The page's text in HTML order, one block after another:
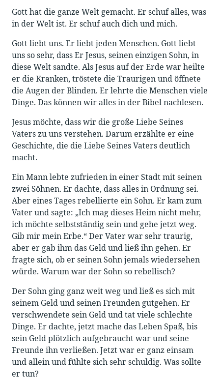
Gott hat die ganze Welt gemacht. Er schuf alles, was
in der Welt ist. Er schuf auch dich und mich.
Gott liebt uns. Er liebt jeden Menschen. Gott liebt
uns so sehr, dass Er Jesus, seinen einzigen Sohn, in
diese Welt sandte. Als Jesus auf der Erde war heilte
er die Kranken, tröstete die Traurigen und öffnete
die Augen der Blinden. Er lehrte die Menschen viele
Dinge. Das können wir alles in der Bibel nachlesen.
Jesus möchte, dass wir die große Liebe Seines
Vaters zu uns verstehen. Darum erzählte er eine
Geschichte, die die Liebe Seines Vaters deutlich
macht.
Ein Mann lebte zufrieden in einer Stadt mit seinen
zwei Söhnen. Er dachte, dass alles in Ordnung sei.
Aber eines Tages rebellierte ein Sohn. Er kam zum
Vater und sagte: „Ich mag dieses Heim nicht mehr,
ich möchte selbstständig sein und gehe jetzt weg.
Gib mir mein Erbe.“ Der Vater war sehr traurig,
aber er gab ihm das Geld und ließ ihn gehen. Er
fragte sich, ob er seinen Sohn jemals wiedersehen
würde. Warum war der Sohn so rebellisch?
Der Sohn ging ganz weit weg und ließ es sich mit
seinem Geld und seinen Freunden gutgehen. Er
verschwendete sein Geld und tat viele schlechte
Dinge. Er dachte, jetzt mache das Leben Spaß, bis
sein Geld plötzlich aufgebraucht war und seine
Freunde ihn verließen. Jetzt war er ganz einsam
und allein und fühlte sich sehr schuldig. Was sollte
er tun?